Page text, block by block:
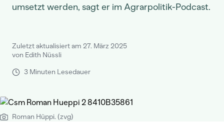
umsetzt werden, sagt er im Agrarpolitik-Podcast.
Zuletzt aktualisiert am 27. März 2025
von Edith Nüssli
3 Minuten Lesedauer
Roman Hüppi. (zvg)